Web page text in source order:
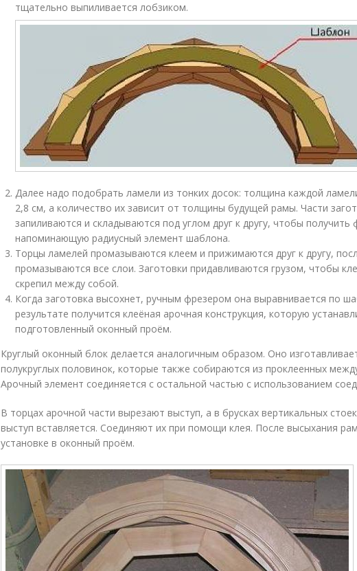
тщательно выпиливается лобзиком.
Далее надо подобрать ламели из тонких досок: толщина каждой
2,8 см, а количество их зависит от толщины будущей рамы. Части
запиливаются и складываются под углом друг к другу, чтобы получить
напоминающую радиусный элемент шаблона.
Торцы ламелей промазываются клеем и прижимаются друг к другу,
промазываются все слои. Заготовки придавливаются грузом, чтобы
скрепил между собой.
Когда заготовка высохнет, ручным фрезером она выравнивается по
результате получится клеёная арочная конструкция, которую
подготовленный оконный проём.
Круглый оконный блок делается аналогичным образом. Оно
полукруглых половинок, которые также собираются из проклеенных
Арочный элемент соединяется с остальной частью с использованием
В торцах арочной части вырезают выступ, а в брусках вертикальных
выступ вставляется. Соединяют их при помощи клея. После высыхания
установке в оконный проём.